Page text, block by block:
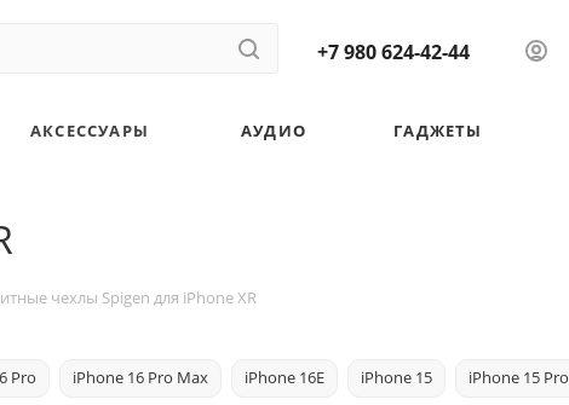
+7 980 624-42-44
АКСЕССУАРЫ АУДИО ГАДЖЕТЫ
чехлы Spigen для iPhone XR
Pro iPhone 16 Pro Max iPhone 16E iPhone 15 iPhone 15 Pro